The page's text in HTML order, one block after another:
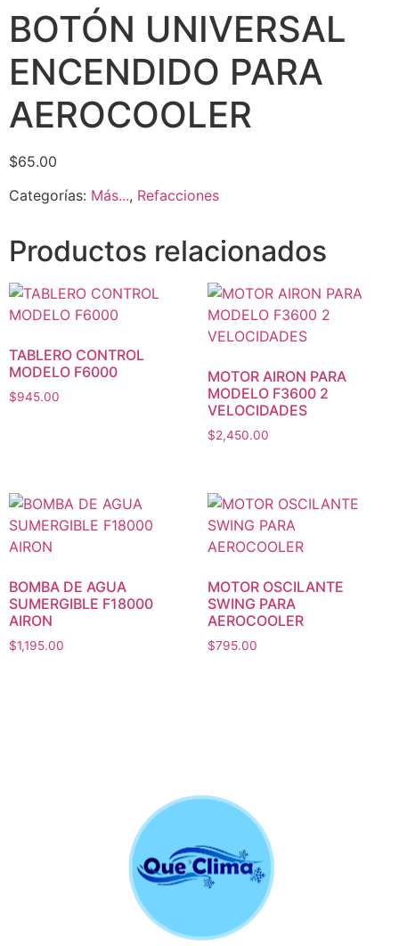
BOTÓN UNIVERSAL
ENCENDIDO PARA
AEROCOOLER
$65.00
Categorías: Más..., Refacciones
Productos relacionados
TABLERO CONTROL
MODELO F6000
$945.00
MOTOR AIRON PARA
MODELO F3600 2
VELOCIDADES
$2,450.00
BOMBA DE AGUA
SUMERGIBLE F18000
AIRON
$1,195.00
MOTOR OSCILANTE
SWING PARA
AEROCOOLER
$795.00